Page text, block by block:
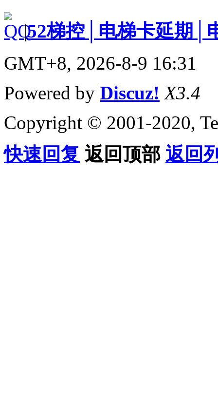
|52梯控│电梯卡延期│
GMT+8, 2026-8-9 16:31
Powered by Discuz! X3.4
Copyright © 2001-2020,
快速回复 返回顶部 返回